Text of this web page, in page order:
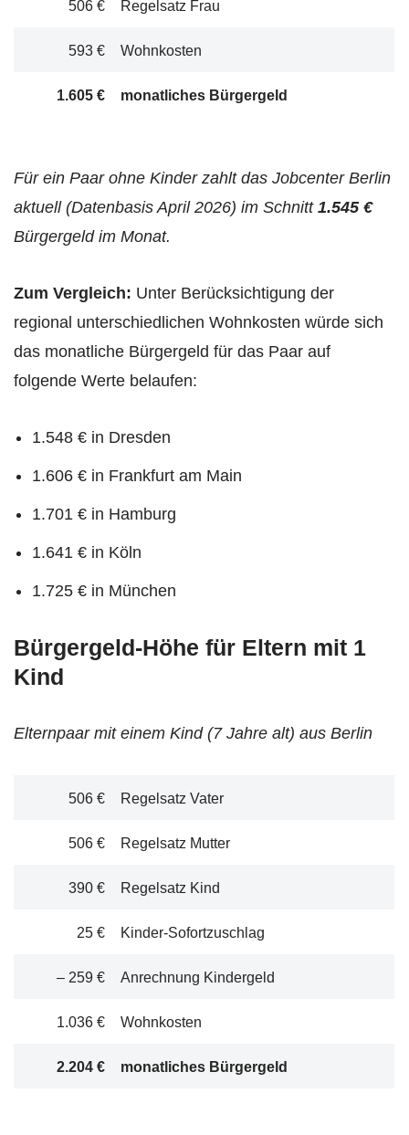
506 € Regelsatz Frau
593 € Wohnkosten
1.605 € monatliches Bürgergeld
Für ein Paar ohne Kinder zahlt das Jobcenter Berlin
aktuell (Datenbasis April 2026) im Schnitt 1.545 €
Bürgergeld im Monat.
Zum Vergleich: Unter Berücksichtigung der
regional unterschiedlichen Wohnkosten würde sich
das monatliche Bürgergeld für das Paar auf
folgende Werte belaufen:
1.548 € in Dresden
1.606 € in Frankfurt am Main
1.701 € in Hamburg
1.641 € in Köln
1.725 € in München
Bürgergeld-Höhe für Eltern mit 1
Kind
Elternpaar mit einem Kind (7 Jahre alt) aus Berlin
506 € Regelsatz Vater
506 € Regelsatz Mutter
390 € Regelsatz Kind
25 € Kinder-Sofortzuschlag
– 259 € Anrechnung Kindergeld
1.036 € Wohnkosten
2.204 € monatliches Bürgergeld